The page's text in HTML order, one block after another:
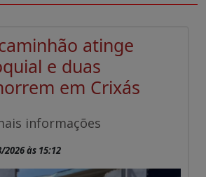
atinge
e duas
em Crixás
informações
às 15:12